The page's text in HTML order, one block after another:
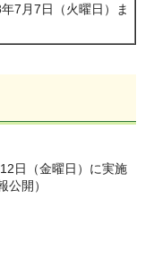
7月7日（火曜日）ま
日（金曜日）に実施
開）